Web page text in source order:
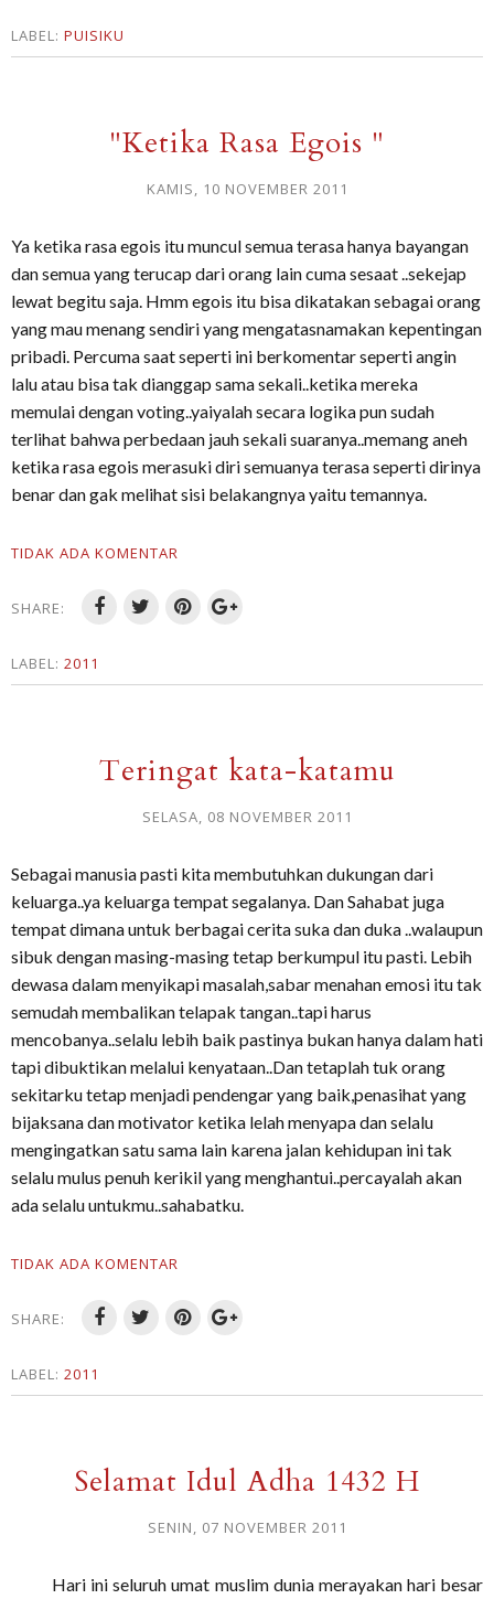
LABEL: PUISIKU
"Ketika Rasa Egois "
KAMIS, 10 NOVEMBER 2011
Ya ketika rasa egois itu muncul semua terasa hanya bayangan
dan semua yang terucap dari orang lain cuma sesaat ..sekejap
lewat begitu saja. Hmm egois itu bisa dikatakan sebagai orang
yang mau menang sendiri yang mengatasnamakan kepentingan
pribadi. Percuma saat seperti ini berkomentar seperti angin
lalu atau bisa tak dianggap sama sekali..ketika mereka
memulai dengan voting..yaiyalah secara logika pun sudah
terlihat bahwa perbedaan jauh sekali suaranya..memang aneh
ketika rasa egois merasuki diri semuanya terasa seperti dirinya
benar dan gak melihat sisi belakangnya yaitu temannya.
TIDAK ADA KOMENTAR
SHARE:
LABEL: 2011
Teringat kata-katamu
SELASA, 08 NOVEMBER 2011
Sebagai manusia pasti kita membutuhkan dukungan dari
keluarga..ya keluarga tempat segalanya. Dan Sahabat juga
tempat dimana untuk berbagai cerita suka dan duka ..walaupun
sibuk dengan masing-masing tetap berkumpul itu pasti. Lebih
dewasa dalam menyikapi masalah,sabar menahan emosi itu tak
semudah membalikan telapak tangan..tapi harus
mencobanya..selalu lebih baik pastinya bukan hanya dalam hati
tapi dibuktikan melalui kenyataan..Dan tetaplah tuk orang
sekitarku tetap menjadi pendengar yang baik,penasihat yang
bijaksana dan motivator ketika lelah menyapa dan selalu
mengingatkan satu sama lain karena jalan kehidupan ini tak
selalu mulus penuh kerikil yang menghantui..percayalah akan
ada selalu untukmu..sahabatku.
TIDAK ADA KOMENTAR
SHARE:
LABEL: 2011
Selamat Idul Adha 1432 H
SENIN, 07 NOVEMBER 2011
Hari ini seluruh umat muslim dunia merayakan hari besar